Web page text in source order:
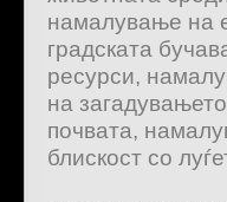
намалување на
градската
ресурси,
на
почвата,
блискост со